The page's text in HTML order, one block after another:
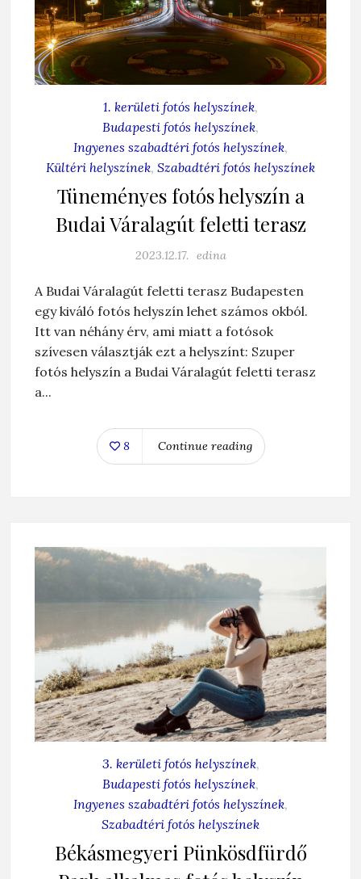
1. kerületi fotós helyszínek,
Budapesti fotós helyszínek,
Ingyenes szabadtéri fotós helyszínek,
Kültéri helyszínek, Szabadtéri fotós helyszínek
Tüneményes fotós helyszín a
Budai Váralagút feletti terasz
2023.12.17. edina
A Budai Váralagút feletti terasz Budapesten
egy kiváló fotós helyszín lehet számos okból.
Itt van néhány érv, ami miatt a fotósok
szívesen választják ezt a helyszínt: Szuper
fotós helyszín a Budai Váralagút feletti terasz
a...
8 Continue reading
3. kerületi fotós helyszínek,
Budapesti fotós helyszínek,
Ingyenes szabadtéri fotós helyszínek,
Szabadtéri fotós helyszínek
Békásmegyeri Pünkösdfürdő